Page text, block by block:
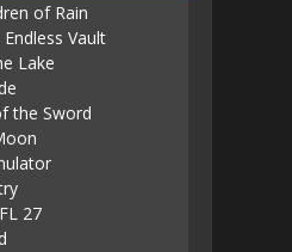
of Rain
Vault
Lake
the Sword
27